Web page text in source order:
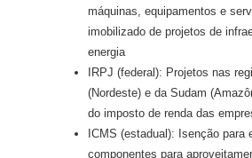
máquinas, equipamentos e
imobilizado de projetos de
energia
IRPJ (federal): Projetos nas
(Nordeste) e da Sudam
do imposto de renda das
ICMS (estadual): Isenção para
componentes para